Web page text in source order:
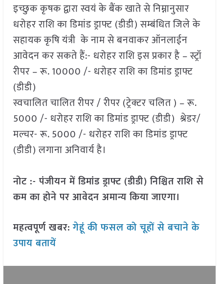
इच्छुक कृषक द्वारा स्वयं के बैंक खाते से निम्नानुसार
धरोहर राशि का डिमांड ड्राफ्ट (डीडी) सम्बंधित जिले के
सहायक कृषि यंत्री के नाम से बनवाकर ऑनलाईन
आवेदन कर सकते हैं:- धरोहर राशि इस प्रकार है – स्ट्रॉ
रीपर – रू. 10000 /- धरोहर राशि का डिमांड ड्राफ्ट
(डीडी)
स्वचालित चालित रीपर / रीपर (ट्रेक्टर चलित ) – रू.
5000 /- धरोहर राशि का डिमांड ड्राफ्ट (डीडी) श्रेडर/
मल्चर- रू. 5000 /- धरोहर राशि का डिमांड ड्राफ्ट
(डीडी) लगाना अनिवार्य है।
नोट :- पंजीयन में डिमांड ड्राफ्ट (डीडी) निश्चित राशि से
कम का होने पर आवेदन अमान्य किया जाएगा।
महत्वपूर्ण खबर:गेहूं की फसल को चूहों से बचाने के
उपाय बतायें